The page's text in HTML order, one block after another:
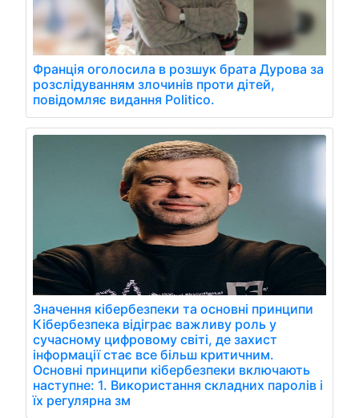
Франція оголосила в розшук брата Дурова за
розслідуванням злочинів проти дітей,
повідомляє видання Politico.
Значення кібербезпеки та основні принципи
Кібербезпека відіграє важливу роль у
сучасному цифровому світі, де захист
інформації стає все більш критичним.
Основні принципи кібербезпеки включають
наступне: 1. Використання складних паролів і
їх регулярна зм